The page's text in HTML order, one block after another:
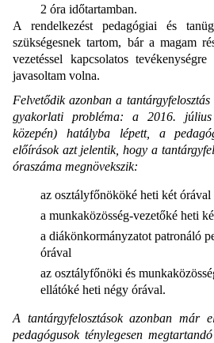
2 óra időtartamban.
A rendelkezést pedagógiai és
szükségesnek tartom, bár a magam
vezetéssel kapcsolatos
javasoltam volna.
Felvetődik azonban a tantárgyfelosztás
gyakorlati probléma: a 2016.
közepén) hatályba lépett, a
előírások azt jelentik, hogy a
óraszáma megnövekszik:
az osztályfőnököké heti két órával
a munkaközösség-vezetőké heti
a diákönkormányzatot patronáló
órával
az osztályfőnöki és
ellátóké heti négy órával.
A tantárgyfelosztások azonban már
pedagógusok ténylegesen